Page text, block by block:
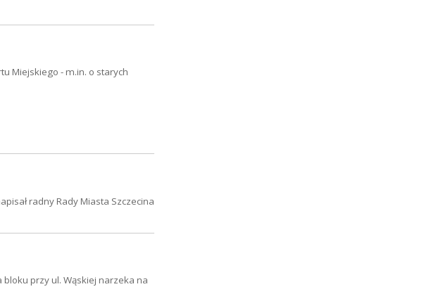
Miejskiego - m.in. o starych
radny Rady Miasta Szczecina
przy ul. Wąskiej narzeka na